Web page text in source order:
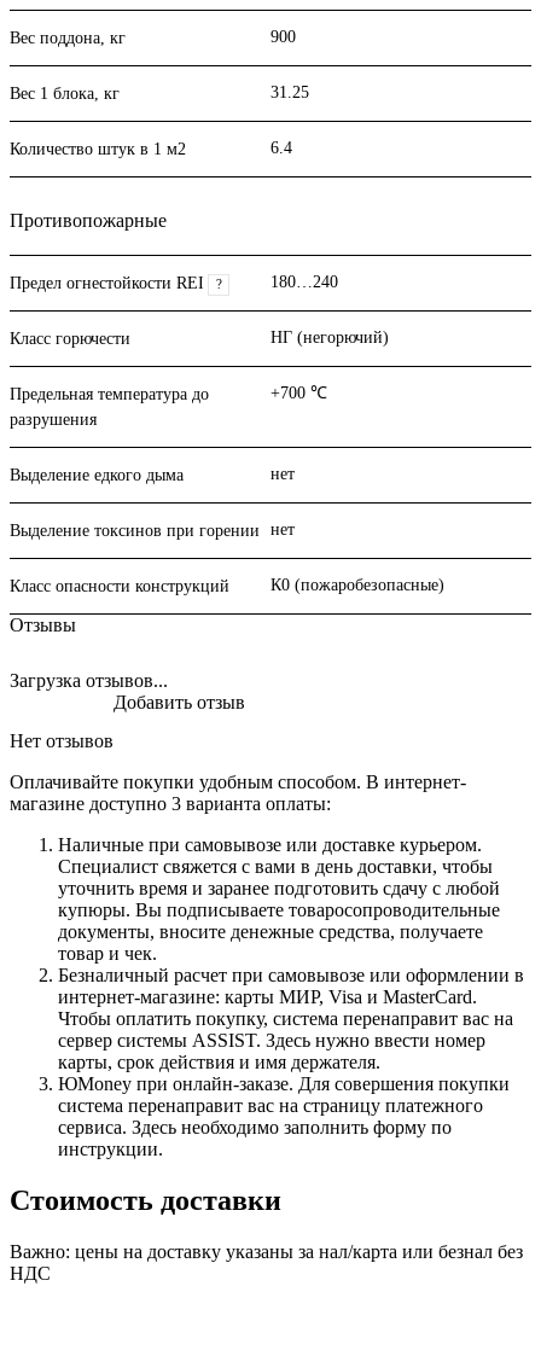
Вес поддона, кг 900
Вес 1 блока, кг 31.25
Количество штук в 1 м2 6.4
Противопожарные
Предел огнестойкости REI ? 180…240
Класс горючести НГ (негорючий)
Предельная температура до
разрушения
+700 ℃
Выделение едкого дыма нет
Выделение токсинов при горении нет
Класс опасности конструкций К0 (пожаробезопасные)
Отзывы
Загрузка отзывов...
Нет отзывов
Добавить отзыв
Оплачивайте покупки удобным способом. В интернет-
магазине доступно 3 варианта оплаты:
Наличные при самовывозе или доставке курьером.
Специалист свяжется с вами в день доставки, чтобы
уточнить время и заранее подготовить сдачу с любой
купюры. Вы подписываете товаросопроводительные
документы, вносите денежные средства, получаете
товар и чек.
Безналичный расчет при самовывозе или оформлении в
интернет-магазине: карты МИР, Visa и MasterCard.
Чтобы оплатить покупку, система перенаправит вас на
сервер системы ASSIST. Здесь нужно ввести номер
карты, срок действия и имя держателя.
ЮMoney при онлайн-заказе. Для совершения покупки
система перенаправит вас на страницу платежного
сервиса. Здесь необходимо заполнить форму по
инструкции.
Стоимость доставки
Важно: цены на доставку указаны за нал/карта или безнал без
НДС